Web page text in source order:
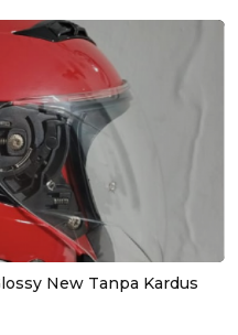
New Tanpa Kardus